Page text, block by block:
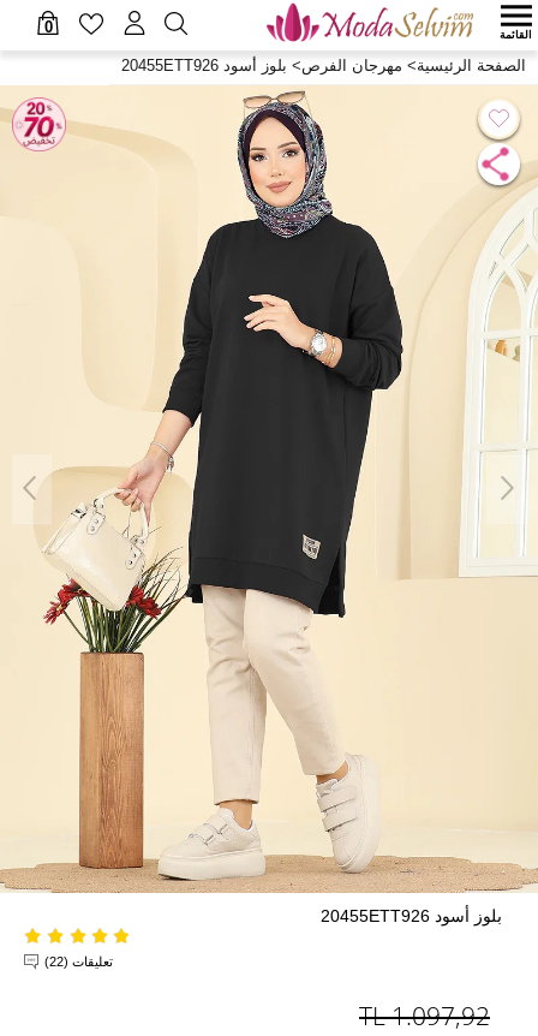
0 القائمة
الصفحة الرئيسية> مهرجان الفرص> بلوز أسود 20455ETT926
بلوز أسود 20455ETT926
تعليقات (22)
1.097,92
TL